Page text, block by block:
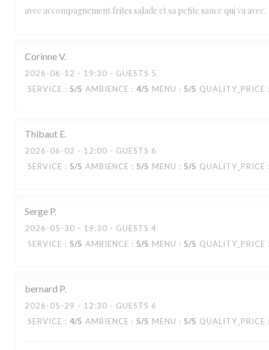
avec accompagnement frites salade et sa petite sauce qui va avec.
CorinneV
2026-06-12 - 19:30 - GUESTS 5
SERVICE : 5/5 AMBIENCE : 4/5 MENU : 5/5 QUALITY_PRICE
Thibaut E
2026-06-02 - 12:00 - GUESTS 6
SERVICE : 5/5 AMBIENCE : 5/5 MENU : 5/5 QUALITY_PRICE
Serge P
2026-05-30 - 19:30 - GUESTS 4
SERVICE : 5/5 AMBIENCE : 5/5 MENU : 5/5 QUALITY_PRICE
bernard P
2026-05-29 - 12:30 - GUESTS 6
SERVICE : 4/5 AMBIENCE : 5/5 MENU : 5/5 QUALITY_PRICE
Estaminet Les quatre Chemins